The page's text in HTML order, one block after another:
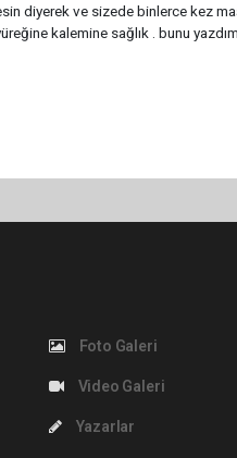
diyerek ve sizede binlerce kez
kalemine sağlık . bunu
Foto Galeri
Video Galeri
Yazarlar